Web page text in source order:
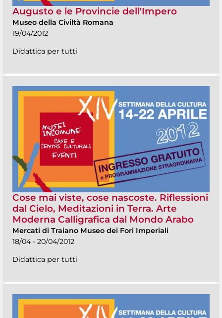
Augusto e le Provincie dell'Impero
Museo della Civiltà Romana
19/04/2012
Didattica per tutti
Cose mai viste, cose nascoste. Riflessioni
dal Cielo, Meditazioni in Terra. Arte
Moderna Calligrafica dal Mondo Arabo
Mercati di Traiano Museo dei Fori Imperiali
18/04 - 20/04/2012
Didattica per tutti